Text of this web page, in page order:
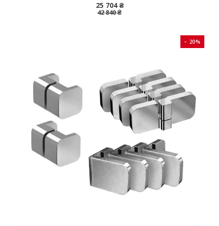
25 704 ₴
42 840 ₴
− 20%